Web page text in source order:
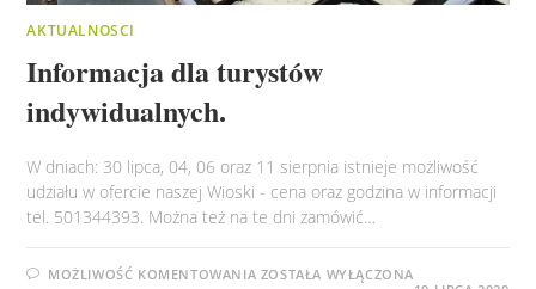
AKTUALNOSCI
Informacja dla turystów
indywidualnych.
W dniach: 30 lipca, 04, 06 oraz 11 sierpnia istnieje możliwość
udziału w ofercie naszej Wioski - cena oraz godzina w informacji
tel. 501344393. Można też na te dni zamówić…
MOŻLIWOŚĆ KOMENTOWANIA INFORMACJA
ZOSTAŁA WYŁĄCZONA